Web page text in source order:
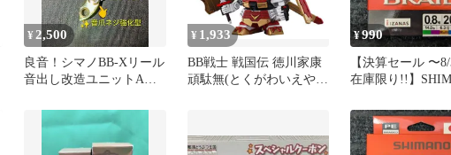
舗 コン
¥ 2,500
良音！シマノBB-Xリール
音出し改造ユニットA改
保証
¥ 1,933
BB戦士 戦国伝 徳川家康
頑駄無(とくがわいえやす
¥990
【決算セール 〜
在庫限り!!】
BRAID BBブレイ
200m マルチカラ
LD-M64Y